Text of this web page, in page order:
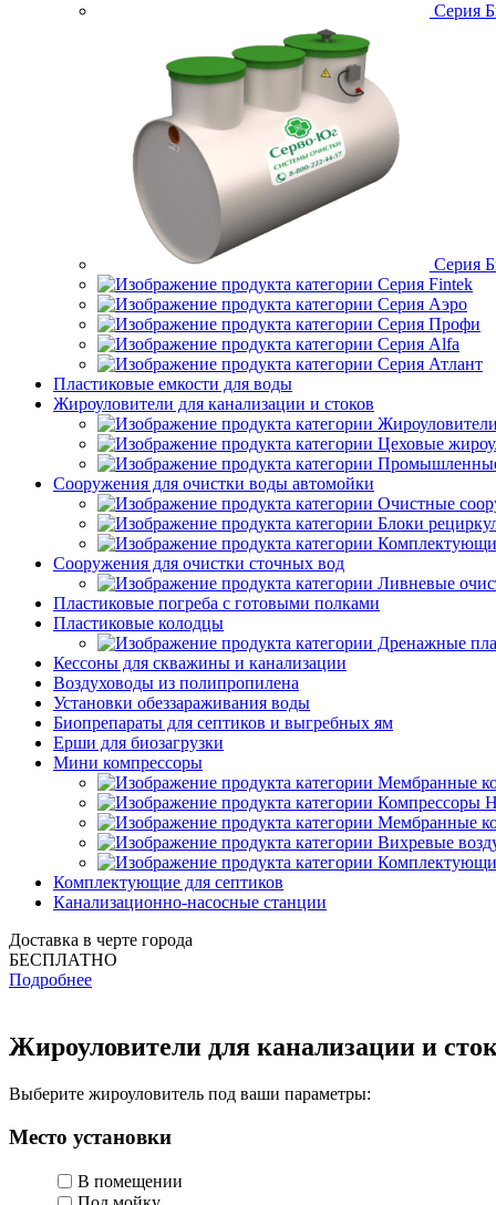
Серия
Серия
Серия Fintek
Серия Аэро
Серия Профи
Серия Alfa
Серия Атлант
Пластиковые емкости для воды
Жироуловители для канализации и стоков
Цеховые
Сооружения для очистки воды автомойки
Очистные
Блоки
Сооружения для очистки сточных вод
Ливневые
Пластиковые погреба с готовыми полками
Пластиковые колодцы
Дренажные
Кессоны для скважины и канализации
Воздуховоды из полипропилена
Установки обеззараживания воды
Биопрепараты для септиков и выгребных ям
Ерши для биозагрузки
Мини компрессоры
Мембранные
Компрессоры
Мембранные
Вихревые
Комплектующие для септиков
Канализационно-насосные станции
Доставка в черте города
БЕСПЛАТНО
Подробнее
Жироуловители для канализации и
Выберите жироуловитель под ваши параметры:
Место установки
В помещении